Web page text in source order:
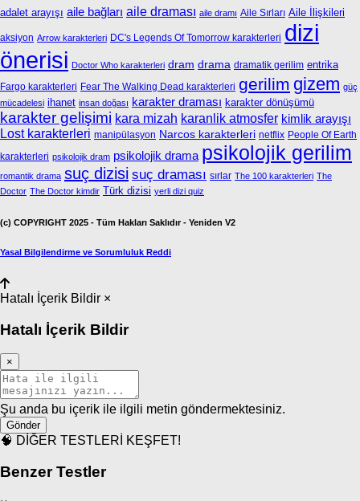
adalet arayışı aile bağları aile draması aile dramı Aile Sırları Aile İlişkileri
aksiyon Arrow karakterleri DC's Legends Of Tomorrow karakterleri dizi
önerisi Doctor Who karakterleri dram drama dramatik gerilim entrika
Fargo karakterleri Fear The Walking Dead karakterleri gerilim gizem güç
mücadelesi ihanet insan doğası karakter draması karakter dönüşümü
karakter gelişimi kara mizah karanlik atmosfer kimlik arayışı
Lost karakterleri manipülasyon Narcos karakterleri netflix People Of Earth
karakterleri psikolojik dram psikolojik drama psikolojik gerilim
romantik drama suç dizisi suç draması sırlar The 100 karakterleri The
Doctor The Doctor kimdir Türk dizisi yerli dizi quiz
(c) COPYRIGHT 2025 - Tüm Hakları Saklıdır - Yeniden V2
Yasal Bilgilendirme ve Sorumluluk Reddi
Hatalı İçerik Bildir ×
Hatalı İçerik Bildir
×
Şu anda bu içerik ile ilgili metin göndermektesiniz.
Gönder
🧠 DİĞER TESTLERİ KEŞFET!
Benzer Testler